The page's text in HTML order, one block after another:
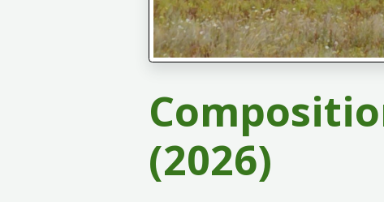
(2026)